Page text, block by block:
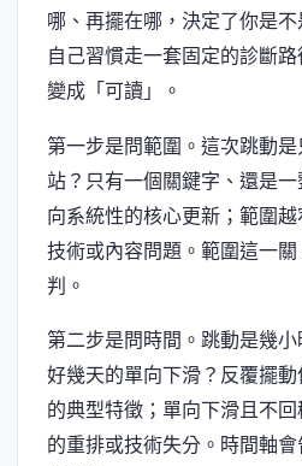
哪、再擺在哪，決定了你是
自己習慣走一套固定的診斷路
變成「可讀」。
第一步是問範圍。這次跳動
站？只有一個關鍵字、還是
向系統性的核心更新；範圍
技術或內容問題。範圍這一
判。
第二步是問時間。跳動是幾
好幾天的單向下滑？反覆擺
的典型特徵；單向下滑且不
的重排或技術失分。時間軸